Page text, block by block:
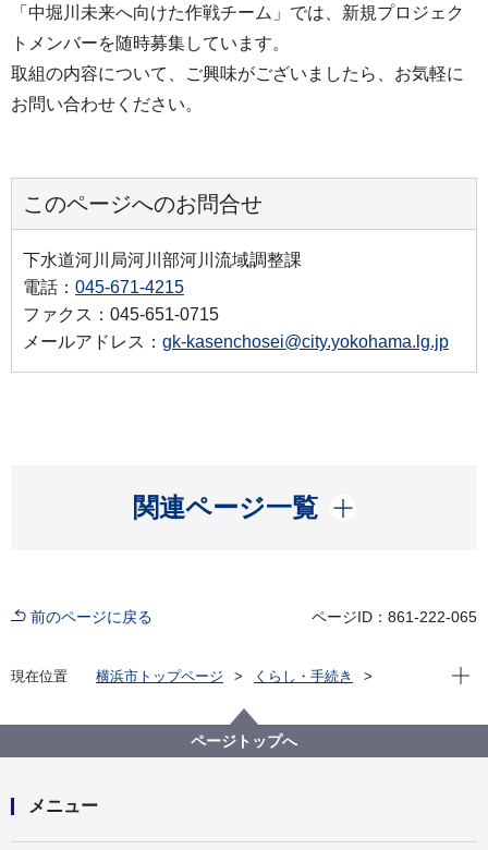
「中堀川未来へ向けた作戦チーム」では、新規プロジェク
トメンバーを随時募集しています。
取組の内容について、ご興味がございましたら、お気軽に
お問い合わせください。
このページへのお問合せ
下水道河川局河川部河川流域調整課
電話： 045-671-4215
ファクス：045-651-0715
メールアドレス： gk-kasenchosei@city.yokohama.lg.jp
関連ページ一覧
開く
前のページに戻る ページID：861-222-065
現在位置 横浜市トップページ
くらし・手続き
川づくりコーディネーター制度
川づくりプロジェクトの活動記録
令和３年度 中堀川川づくり活動記録（第５回〜第８
現在
ページトップへ
メニュー